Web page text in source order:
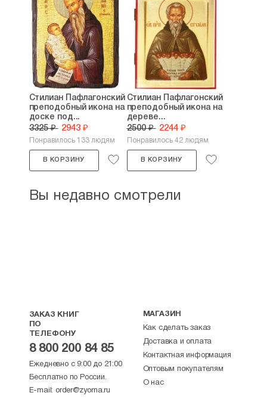
Стилиан Пафлагонский
преподобный икона на
доске под...
3325 ₽ 2943 ₽
Понравилось 133 людям
В КОРЗИНУ
Стилиан Пафлагонский
преподобный икона на
дереве...
2500 ₽ 2244 ₽
Понравилось 42 людям
В КОРЗИНУ
Вы недавно смотрели
ЗАКАЗ КНИГ
ПО
ТЕЛЕФОНУ
8 800 200 84 85
Ежедневно с 9:00 до 21:00
Бесплатно по России.
E-mail: order@zyorna.ru
МАГАЗИН
Как сделать заказ
Доставка и оплата
Контактная информация
Оптовым покупателям
О нас